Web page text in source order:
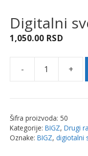
Digitalni
1,050.00 RSD
-
2
+
Šifra proizvoda: 50
Kategorije: BIGZ, Drugi
Oznake: BIGZ, digiotalni